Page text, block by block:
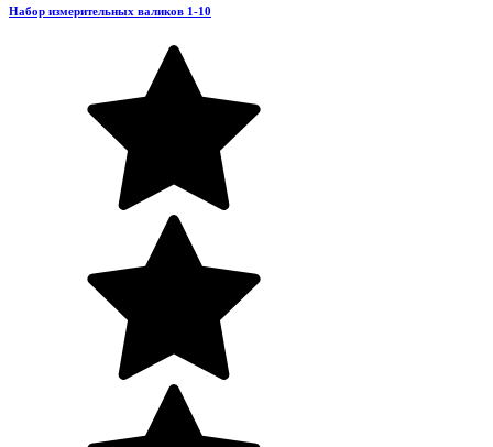
Набор измерительных валиков 1-10